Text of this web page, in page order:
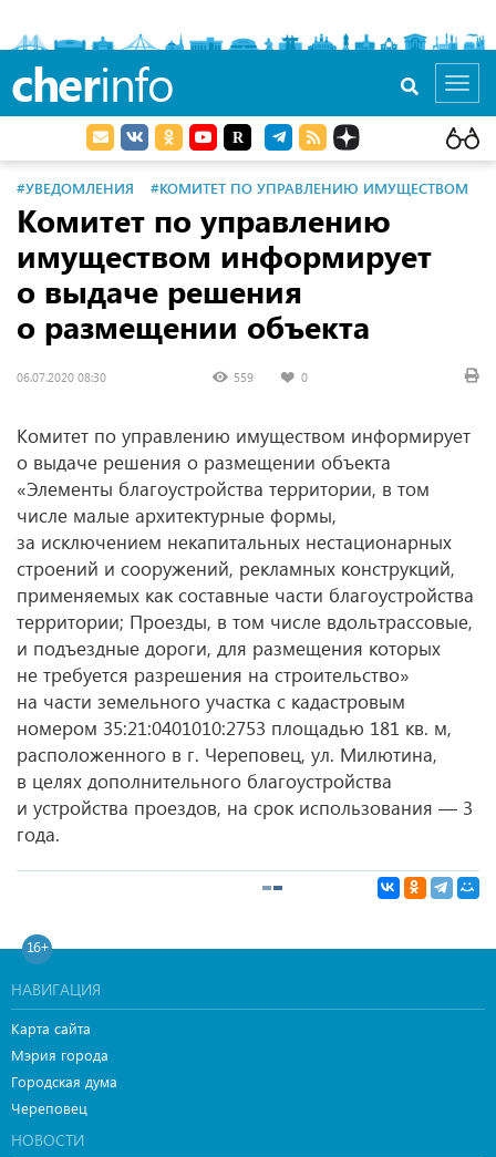
cherinfo
#УВЕДОМЛЕНИЯ #КОМИТЕТ ПО УПРАВЛЕНИЮ ИМУЩЕСТВОМ
Комитет по управлению
имуществом информирует
о выдаче решения
о размещении объекта
06.07.2020 08:30 559 0
Комитет по управлению имуществом информирует
о выдаче решения о размещении объекта
«Элементы благоустройства территории, в том
числе малые архитектурные формы,
за исключением некапитальных нестационарных
строений и сооружений, рекламных конструкций,
применяемых как составные части благоустройства
территории; Проезды, в том числе вдольтрассовые,
и подъездные дороги, для размещения которых
не требуется разрешения на строительство»
на части земельного участка с кадастровым
номером 35:21:0401010:2753 площадью 181 кв. м,
расположенного в г. Череповец, ул. Милютина,
в целях дополнительного благоустройства
и устройства проездов, на срок использования — 3
года.
16+
НАВИГАЦИЯ
Карта сайта
Мэрия города
Городская дума
Череповец
НОВОСТИ